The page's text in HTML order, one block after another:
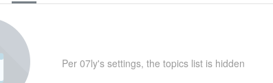
Per 07ly's settings, the topics list is hidden